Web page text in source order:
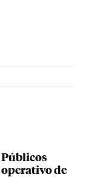
Públicos
de